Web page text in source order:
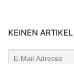
KEINEN